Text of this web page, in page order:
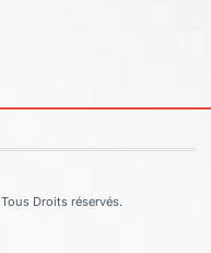
Droits réservés.